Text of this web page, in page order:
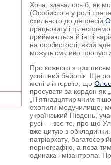
Хоча, здавалось б, як
(Особисто я у ролі
схильного до депресій
працьовиту і
приймаються й інші
на особистості, який
можуть сміливо
Про кожного з цих
успішний байопік. Ще
мені в інтерв’ю, що
просувати за кордон як
„П’ятнадцятирічним
охопили медучилище,
український Південь,
русі — все те, про що
вже цитую з
патріархату,
порнографію, а поза
одинака і мізантропа.